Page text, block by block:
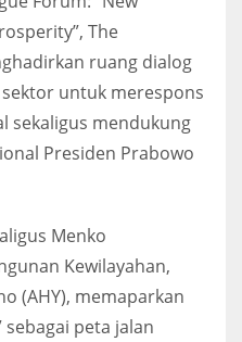
The
ruang dialog
untuk merespons
sekaligus mendukung
Presiden Prabowo
Menko
Kewilayahan,
(AHY), memaparkan
sebagai peta jalan